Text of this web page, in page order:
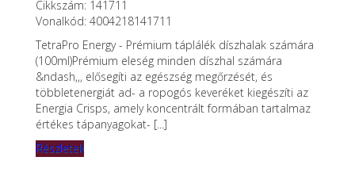
Cikkszám: 141711
Vonalkód: 4004218141711
TetraPro Energy - Prémium táplálék díszhalak számára
(100ml)Prémium eleség minden díszhal számára
&ndash,,, elősegíti az egészség megőrzését, és
többletenergiát ad- a ropogós keveréket kiegészíti az
Energia Crisps, amely koncentrált formában tartalmaz
értékes tápanyagokat- [...]
Részletek